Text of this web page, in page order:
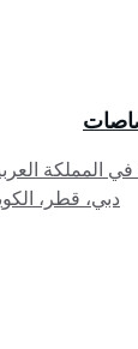
المملكة
دبي، قطر،